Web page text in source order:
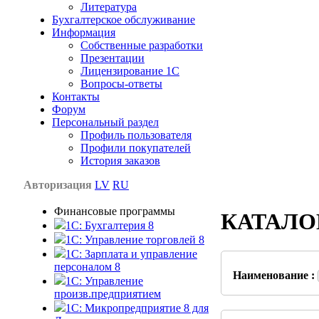
Литература
Бухгалтерское обслуживание
Информация
Собственные разработки
Презентации
Лицензирование 1С
Вопросы-ответы
Контакты
Форум
Персональный раздел
Профиль пользователя
Профили покупателей
История заказов
Авторизация LV RU
Финансовые программы
1С: Бухгалтерия 8
1C: Управление торговлей 8
1C: Зарплата и управление
персоналом 8
1C: Управление
произв.предприятием
1С: Микропредприятие 8 для
Наименование :